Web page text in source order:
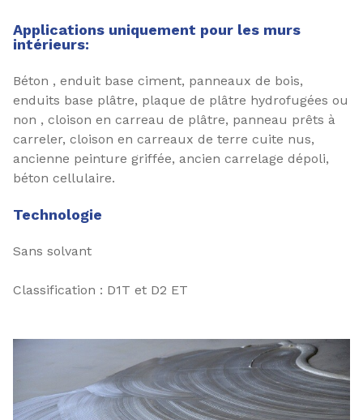
Applications uniquement pour les murs
intérieurs:
Béton , enduit base ciment, panneaux de bois,
enduits base plâtre, plaque de plâtre hydrofugées ou
non , cloison en carreau de plâtre, panneau prêts à
carreler, cloison en carreaux de terre cuite nus,
ancienne peinture griffée, ancien carrelage dépoli,
béton cellulaire.
Technologie
Sans solvant
Classification : D1T et D2 ET